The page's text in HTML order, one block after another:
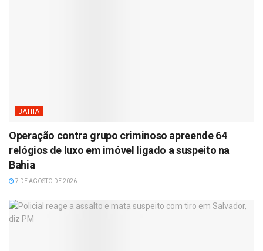
BAHIA
Operação contra grupo criminoso apreende 64
relógios de luxo em imóvel ligado a suspeito na
Bahia
7 DE AGOSTO DE 2026